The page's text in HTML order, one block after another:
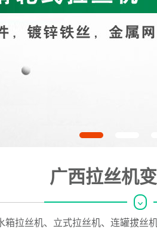
广西拉丝机
箱拉丝机、立式拉丝机、连罐拔丝